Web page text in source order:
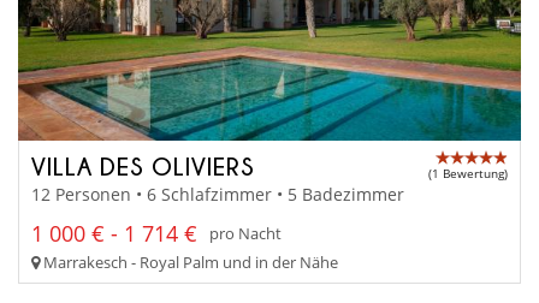
VILLA DES OLIVIERS (1 Bewertung)
12 Personen • 6 Schlafzimmer • 5 Badezimmer
1 000 € - 1 714 €
pro Nacht
Marrakesch - Royal Palm und in der Nähe